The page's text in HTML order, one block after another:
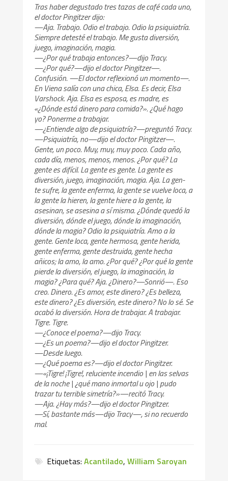
Tras haber degustado tres tazas de café cada uno,
el doctor Pingitzer dijo:
—Aja. Trabajo. Odio el trabajo. Odio la psiquiatría.
Siempre detesté el trabajo. Me gusta diversión,
juego, imaginación, magia.
—¿Por qué trabaja entonces?—dijo Tracy.
—¿Por qué?—dijo el doctor Pingitzer—.
Confusión. —El doctor reflexionó un momento—.
En Viena salía con una chica, Elsa. Es decir, Elsa
Varshock. Aja. Elsa es esposa, es madre, es
«¿Dónde está dinero para comida?». ¿Qué hago
yo? Ponerme a trabajar.
—¿Entiende algo de psiquiatría?—preguntó Tracy.
—Psiquiatría, no—dijo el doctor Pingitzer—.
Gente, un poco. Muy, muy, muy poco. Cada año,
cada día, menos, menos, menos. ¿Por qué? La
gente es difícil. La gente es gente. La gente es
diversión, juego, imaginación, magia. Aja. La gen-
te sufre, la gente enferma, la gente se vuelve loca, a
la gente la hieren, la gente hiere a la gente, la
asesinan, se asesina a sí misma. ¿Dónde quedó la
diversión, dónde el juego, dónde la imaginación,
dónde la magia? Odio la psiquiatría. Amo a la
gente. Gente loca, gente hermosa, gente herida,
gente enferma, gente destruida, gente hecha
añicos; la amo, la amo. ¿Por qué? ¿Por qué la gente
pierde la diversión, el juego, la imaginación, la
magia? ¿Para qué? Aja. ¿Dinero?—Sonrió—. Eso
creo. Dinero. ¿Es amor, este dinero? ¿Es belleza,
este dinero? ¿Es diversión, este dinero? No lo sé. Se
acabó la diversión. Hora de trabajar. A trabajar.
Tigre. Tigre.
—¿Conoce el poema?—dijo Tracy.
—¿Es un poema?—dijo el doctor Pingitzer.
—Desde luego.
—¿Qué poema es?—dijo el doctor Pingitzer.
—«¡Tigre! ¡Tigre!, reluciente incendio | en las selvas
de la noche | ¿qué mano inmortal u ojo | pudo
trazar tu terrible simetría?»—recitó Tracy.
—Aja. ¿Hay más?—dijo el doctor Pingitzer.
—Sí, bastante más—dijo Tracy—, si no recuerdo
mal.
Etiquetas:Acantilado,William Saroyan